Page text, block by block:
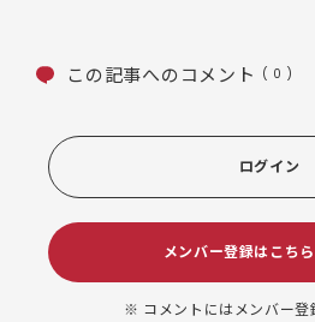
この記事へのコメント ( 0 )
ログイン
メンバー登録はこちら
※ コメントにはメンバー登